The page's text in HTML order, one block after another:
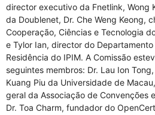
director executivo da Fnetlink, Wong
da Doublenet, Dr. Che Weng Keong,
Cooperação, Ciências e Tecnologia
e Tylor Ian, director do
Residência do IPIM. A Comissão
seguintes membros: Dr. Lau Ion
Kuang Piu da Universidade de
geral da Associação de Convenções
Dr. Toa Charm, fundador do